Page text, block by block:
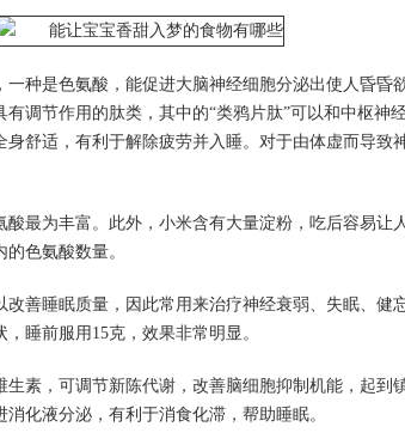
种是色氨酸，能促进大脑神经细胞分泌出使人昏昏
调节作用的肽类，其中的“类鸦片肽”可以和中枢神
舒适，有利于解除疲劳并入睡。对于由体虚而导致
最为丰富。此外，小米含有大量淀粉，吃后容易让
色氨酸数量。
善睡眠质量，因此常用来治疗神经衰弱、失眠、健
睡前服用15克，效果非常明显。
素，可调节新陈代谢，改善脑细胞抑制机能，起到
化液分泌，有利于消食化滞，帮助睡眠。